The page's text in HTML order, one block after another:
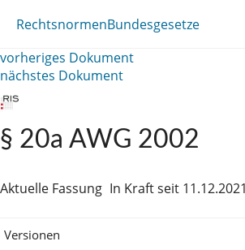
RechtsnormenBundesgesetze
vorheriges Dokument
nächstes Dokument
§ 20a AWG 2002
Aktuelle Fassung In Kraft seit 11.12.2021
Versionen